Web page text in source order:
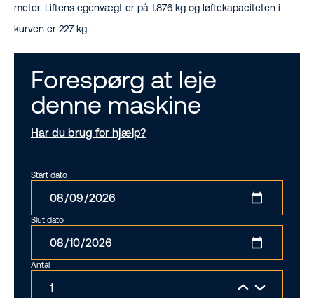
meter. Liftens egenvægt er på 1.876 kg og løftekapaciteten i
kurven er 227 kg.
Forespørg at leje
denne maskine
Har du brug for hjælp?
Start dato
Slut dato
Antal